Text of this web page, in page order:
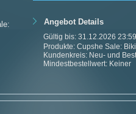
Angebot Details
Gültig bis: 31.12.2026
Produkte: Cupshe Sale:
Kundenkreis: Neu- und
Mindestbestellwert: Keiner